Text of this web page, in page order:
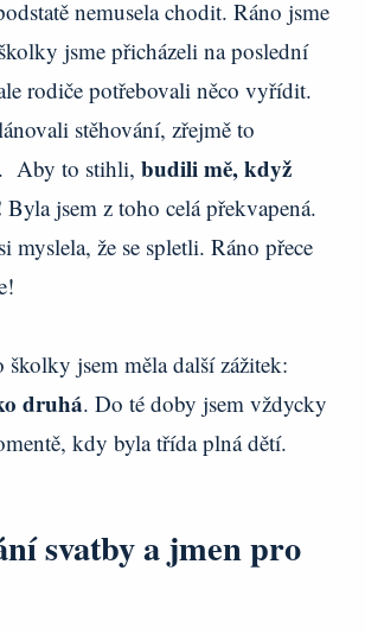
nemusela chodit. Ráno jsme
jsme přicházeli na poslední
rodiče potřebovali něco vyřídit.
stěhování, zřejmě to
Aby to stihli, budili mě, když
Byla jsem z toho celá překvapená.
myslela, že se spletli. Ráno přece
jsem měla další zážitek:
druhá. Do té doby jsem vždycky
kdy byla třída plná dětí.
svatby a jmen pro